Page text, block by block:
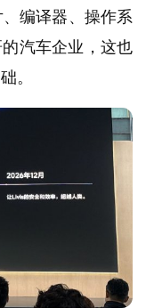
编译器、操作系
汽车企业，这也
。